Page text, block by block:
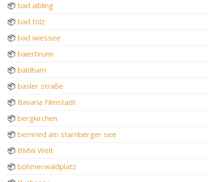
📦 bad aibling
📦 bad tölz
📦 bad wiessee
📦 baierbrunn
📦 baldham
📦 basler straße
📦 Bavaria Filmstadt
📦 bergkirchen
📦 bernried am starnberger see
📦 BMW Welt
📦 böhmerwaldplatz